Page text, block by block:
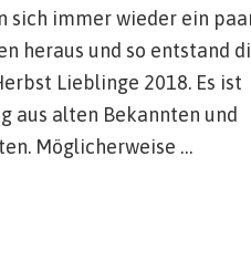
sich immer wieder ein
heraus und so entstand
Lieblinge 2018. Es ist
aus alten Bekannten und
Möglicherweise …